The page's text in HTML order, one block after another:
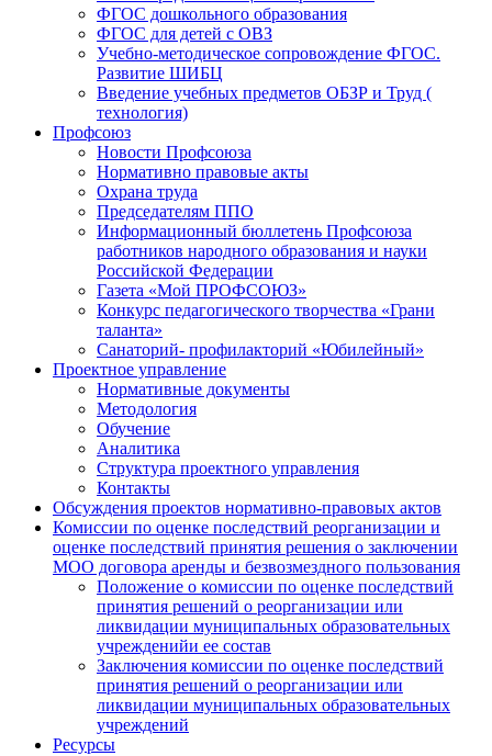
ФГОС дошкольного образования
ФГОС для детей с ОВЗ
Учебно-методическое сопровождение ФГОС.
Развитие ШИБЦ
Введение учебных предметов ОБЗР и Труд (
технология)
Профсоюз
Новости Профсоюза
Нормативно правовые акты
Охрана труда
Председателям ППО
Информационный бюллетень Профсоюза
работников народного образования и науки
Российской Федерации
Газета «Мой ПРОФСОЮЗ»
Конкурс педагогического творчества «Грани
таланта»
Санаторий- профилакторий «Юбилейный»
Проектное управление
Нормативные документы
Методология
Обучение
Аналитика
Структура проектного управления
Контакты
Обсуждения проектов нормативно-правовых актов
Комиссии по оценке последствий реорганизации и
оценке последствий принятия решения о заключении
МОО договора аренды и безвозмездного пользования
Положение о комиссии по оценке последствий
принятия решений о реорганизации или
ликвидации муниципальных образовательных
учрежденийи ее состав
Заключения комиссии по оценке последствий
принятия решений о реорганизации или
ликвидации муниципальных образовательных
учреждений
Ресурсы